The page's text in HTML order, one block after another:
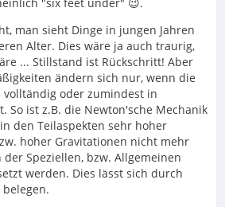
man sieht Dinge in jungen Jahren
Alter. Dies wäre ja auch traurig,
... Stillstand ist Rückschritt! Aber
ändern sich nur, wenn die
volltändig oder zumindest in
So ist z.B. die Newton'sche Mechanik
den Teilaspekten sehr hoher
hoher Gravitationen nicht mehr
Speziellen, bzw. Allgemeinen
werden. Dies lässt sich durch